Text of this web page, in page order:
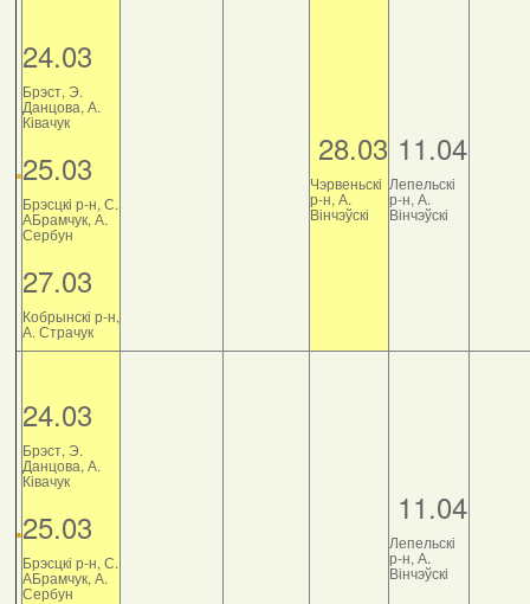
24.03
Брэст, Э.
Данцова, А.
Ківачук
25.03
Брэсцкі р-н, С.
АБрамчук, А.
Сербун
27.03
Кобрынскі р-н,
А. Страчук
28.03
Чэрвеньскі
р-н, А.
Вінчэўскі
11.04
Лепельскі
р-н, А.
Вінчэўскі
24.03
Брэст, Э.
Данцова, А.
Ківачук
25.03
Брэсцкі р-н, С.
АБрамчук, А.
Сербун
11.04
Лепельскі
р-н, А.
Вінчэўскі